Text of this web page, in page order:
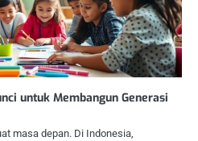
untuk Membangun Generasi
masa depan. Di Indonesia,